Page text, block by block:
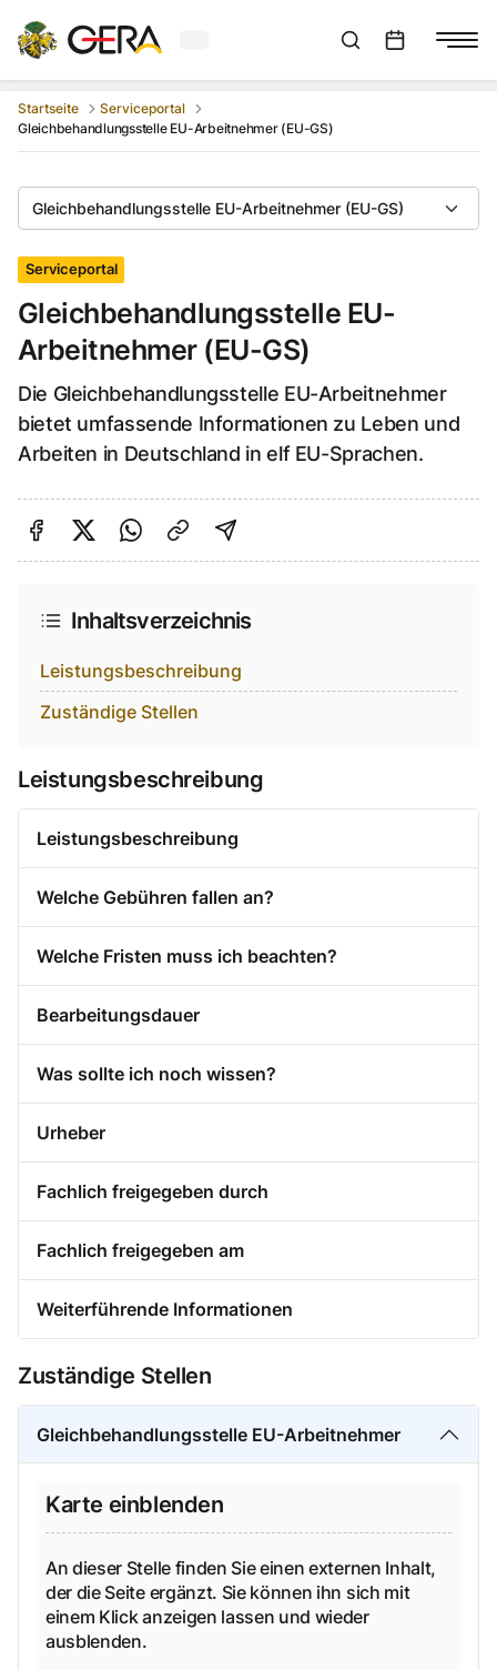
Aktuelles Wetter in GeraSuchleiste anzeigen
Startseite
Serviceportal
Gleichbehandlungsstelle EU-Arbeitnehmer (EU-GS)
Gleichbehandlungsstelle EU-Arbeitnehmer (EU-GS)
Serviceportal
Gleichbehandlungsstelle EU-
Arbeitnehmer (EU-GS)
Die Gleichbehandlungsstelle EU-Arbeitnehmer
bietet umfassende Informationen zu Leben und
Arbeiten in Deutschland in elf EU-Sprachen.
Auf Facebook teilen
Auf Twitter teilen
Per Link teilen
shareViaEmail
Inhaltsverzeichnis
Leistungsbeschreibung
Zuständige Stellen
Leistungsbeschreibung
Leistungsbeschreibung
Welche Gebühren fallen an?
Welche Fristen muss ich beachten?
Bearbeitungsdauer
Was sollte ich noch wissen?
Urheber
Fachlich freigegeben durch
Fachlich freigegeben am
Weiterführende Informationen
Zuständige Stellen
Gleichbehandlungsstelle EU-Arbeitnehmer
Karte einblenden
An dieser Stelle finden Sie einen externen Inhalt,
der die Seite ergänzt. Sie können ihn sich mit
einem Klick anzeigen lassen und wieder
ausblenden.